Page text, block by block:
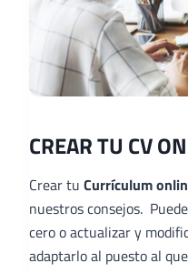
CREAR TU CV
Crear tu Currículum
nuestros consejos.
cero o actualizar y
adaptarlo al puesto al